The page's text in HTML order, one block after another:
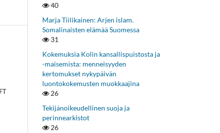
40
Marja Tiilikainen: Arjen islam.
Somalinaisten elämää Suomessa
31
Kokemuksia Kolin kansallispuistosta ja
-maisemista: menneisyyden
kertomukset nykypäivän
luontokokemusten muokkaajina
26
Tekijänoikeudellinen suoja ja
perinnearkistot
26